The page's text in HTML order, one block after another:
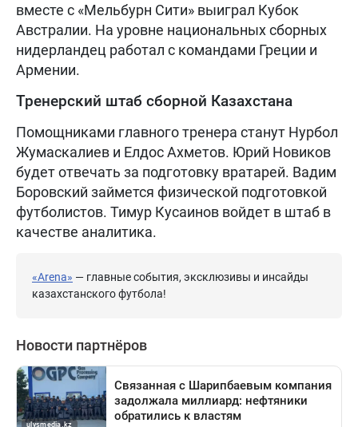
вместе с «Мельбурн Сити» выиграл Кубок
Австралии. На уровне национальных сборных
нидерландец работал с командами Греции и
Армении.
Тренерский штаб сборной Казахстана
Помощниками главного тренера станут Нурбол
Жумаскалиев и Елдос Ахметов. Юрий Новиков
будет отвечать за подготовку вратарей. Вадим
Боровский займется физической подготовкой
футболистов. Тимур Кусаинов войдет в штаб в
качестве аналитика.
«Arena» — главные события, эксклюзивы и инсайды
казахстанского футбола!